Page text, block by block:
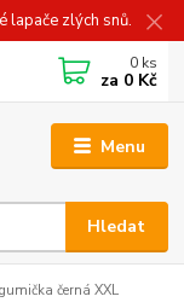
lapače zlých snů.
Menu
Hledat
0 ks
za 0 Kč
černá XXL